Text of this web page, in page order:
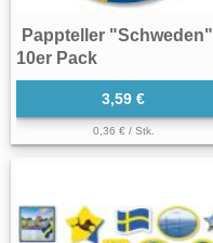
Pappteller "Schweden"
10er Pack
3,59 €
0,36 € / Stk.